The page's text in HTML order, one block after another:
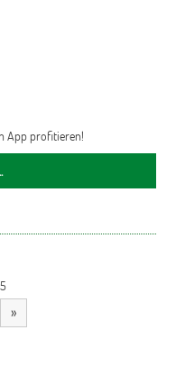
App profitieren!
»